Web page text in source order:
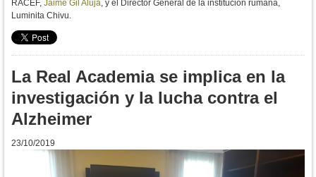
RACEF, Jaime Gil Aluja, y el Director General de la institución rumana,
Luminita Chivu.
La Real Academia se implica en la
investigación y la lucha contra el
Alzheimer
23/10/2019